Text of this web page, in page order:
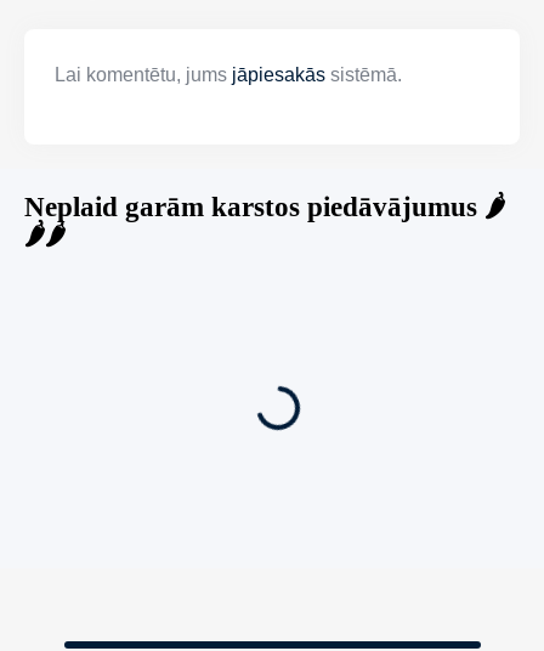
Lai komentētu, jums jāpiesakās sistēmā.
Neplaid garām karstos piedāvājumus 🌶️
🌶️🌶️
80 Ha Daudzfunkcionāls Investīciju Īpašums-
Zivju Audzētava, Brīvdienu Mājas, Briežu Dārzs